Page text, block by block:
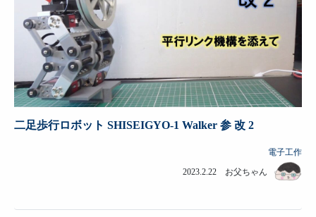
二足歩行ロボット SHISEIGYO-1 Walker 参 改 2
電子工作
2023.2.22 お父ちゃん